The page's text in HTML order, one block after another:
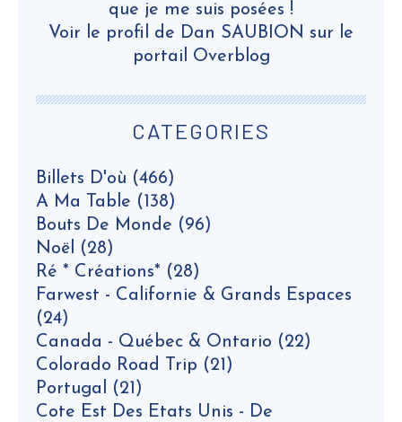
CATEGORIES
Billets D'où (466)
A Ma Table (138)
Bouts De Monde (96)
Noël (28)
Ré * Créations* (28)
Farwest - Californie & Grands Espaces
(24)
Canada - Québec & Ontario (22)
Colorado Road Trip (21)
Portugal (21)
Cote Est Des Etats Unis - De
que je me suis posées !
Voir le profil de Dan SAUBION sur le
portail Overblog